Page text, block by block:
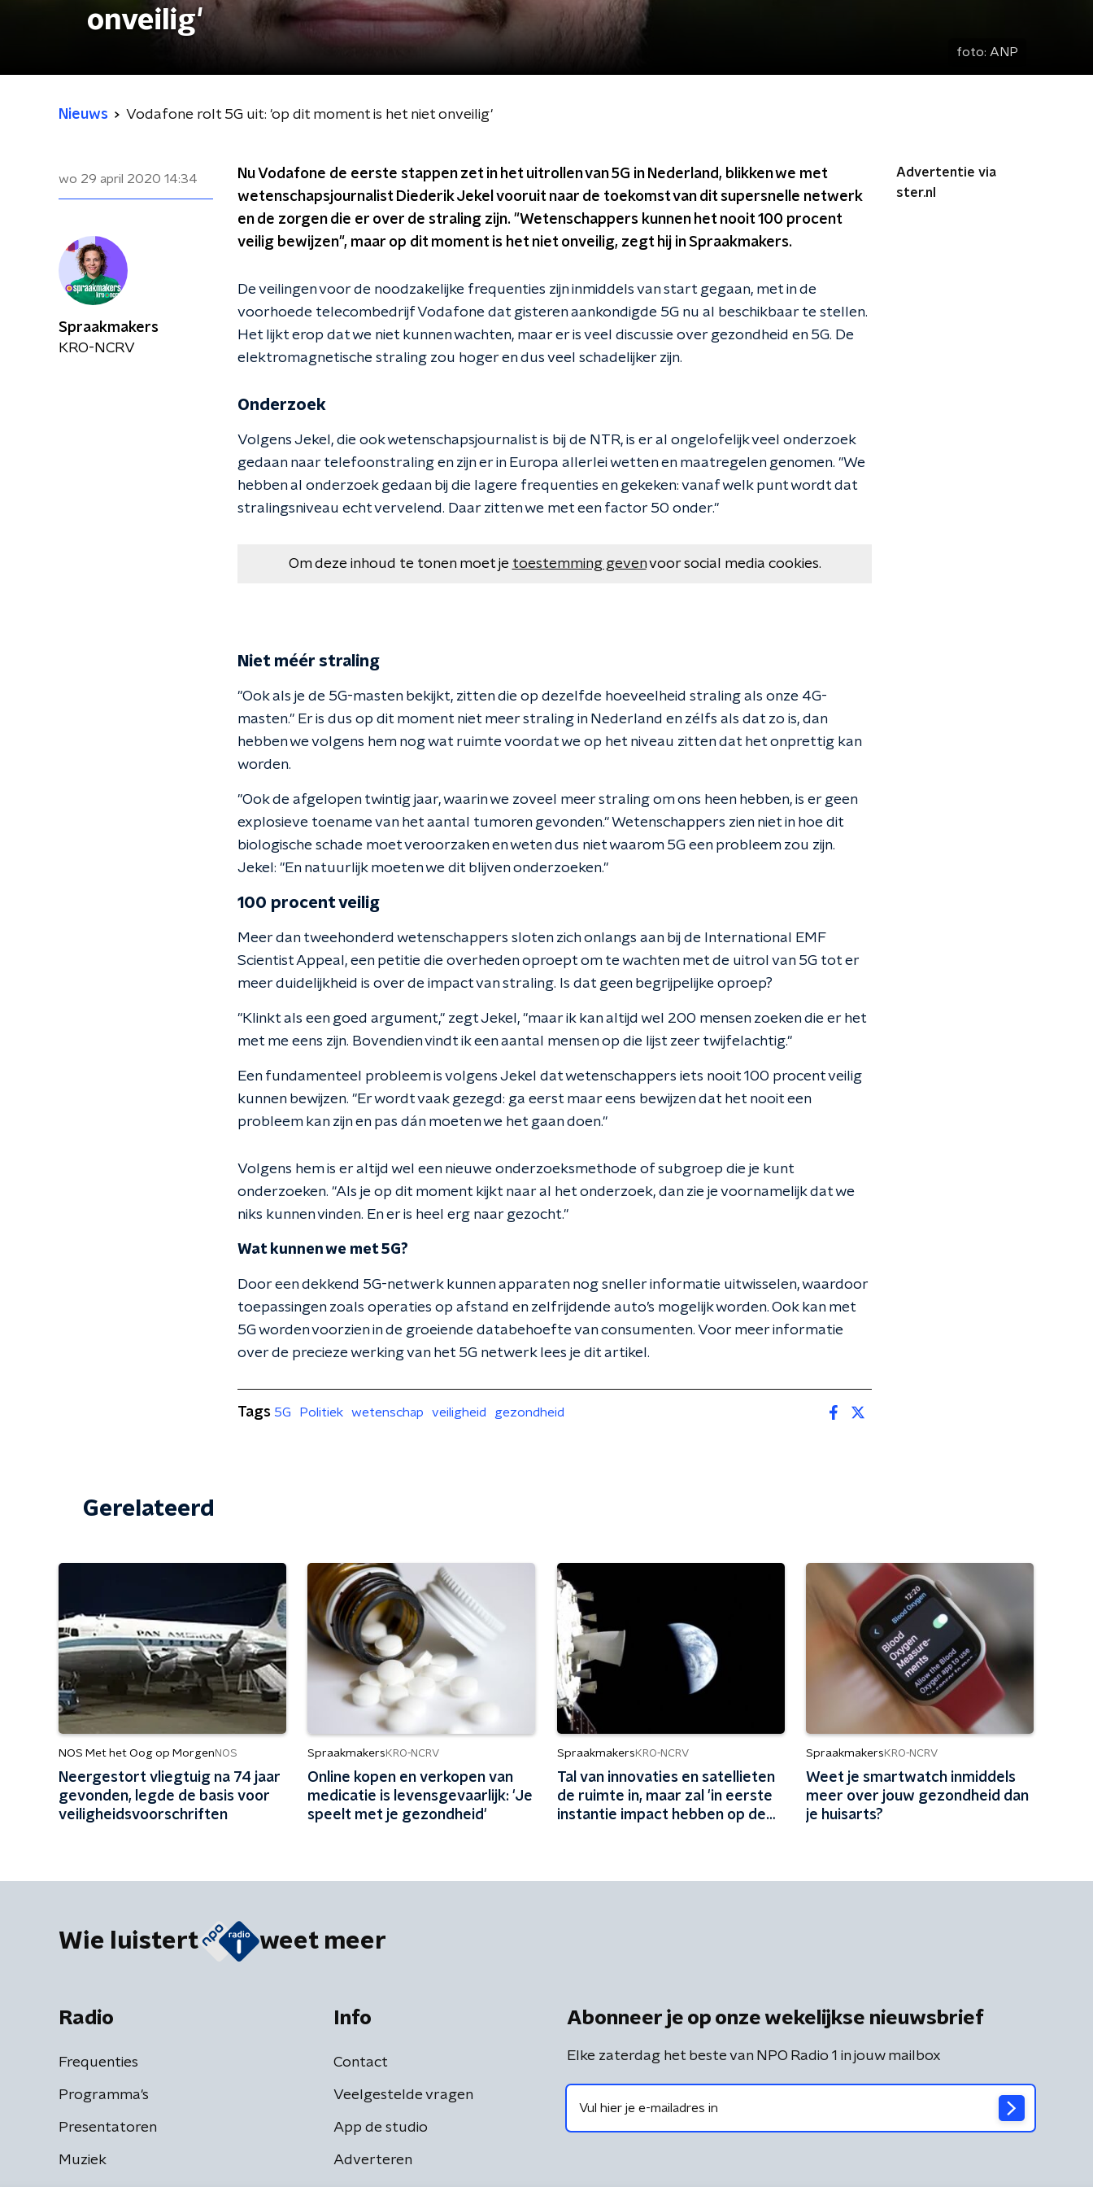
onveilig'
foto: ANP
Nieuws Vodafone rolt 5G uit: 'op dit moment is het niet onveilig'
wo 29 april 2020 14:34
Nu Vodafone de eerste stappen zet in het uitrollen van 5G in Nederland, blikken we met
wetenschapsjournalist Diederik Jekel vooruit naar de toekomst van dit supersnelle netwerk
en de zorgen die er over de straling zijn. "Wetenschappers kunnen het nooit 100 procent
veilig bewijzen", maar op dit moment is het niet onveilig, zegt hij in Spraakmakers.
De veilingen voor de noodzakelijke frequenties zijn inmiddels van start gegaan, met in de
voorhoede telecombedrijf Vodafone dat gisteren aankondigde 5G nu al beschikbaar te stellen.
Het lijkt erop dat we niet kunnen wachten, maar er is veel discussie over gezondheid en 5G. De
elektromagnetische straling zou hoger en dus veel schadelijker zijn.
Onderzoek
Volgens Jekel, die ook wetenschapsjournalist is bij de NTR, is er al ongelofelijk veel onderzoek
gedaan naar telefoonstraling en zijn er in Europa allerlei wetten en maatregelen genomen. "We
hebben al onderzoek gedaan bij die lagere frequenties en gekeken: vanaf welk punt wordt dat
stralingsniveau echt vervelend. Daar zitten we met een factor 50 onder."
Om deze inhoud te tonen moet je toestemming gevenvoor social media cookies.
Niet méér straling
"Ook als je de 5G-masten bekijkt, zitten die op dezelfde hoeveelheid straling als onze 4G-
masten." Er is dus op dit moment niet meer straling in Nederland en zélfs als dat zo is, dan
hebben we volgens hem nog wat ruimte voordat we op het niveau zitten dat het onprettig kan
worden.
"Ook de afgelopen twintig jaar, waarin we zoveel meer straling om ons heen hebben, is er geen
explosieve toename van het aantal tumoren gevonden." Wetenschappers zien niet in hoe dit
biologische schade moet veroorzaken en weten dus niet waarom 5G een probleem zou zijn.
Jekel: "En natuurlijk moeten we dit blijven onderzoeken."
100 procent veilig
Meer dan tweehonderd wetenschappers sloten zich onlangs aan bij de International EMF
Scientist Appeal, een petitie die overheden oproept om te wachten met de uitrol van 5G tot er
meer duidelijkheid is over de impact van straling. Is dat geen begrijpelijke oproep?
"Klinkt als een goed argument," zegt Jekel, "maar ik kan altijd wel 200 mensen zoeken die er het
met me eens zijn. Bovendien vindt ik een aantal mensen op die lijst zeer twijfelachtig."
Een fundamenteel probleem is volgens Jekel dat wetenschappers iets nooit 100 procent veilig
kunnen bewijzen. "Er wordt vaak gezegd: ga eerst maar eens bewijzen dat het nooit een
probleem kan zijn en pas dán moeten we het gaan doen."
Volgens hem is er altijd wel een nieuwe onderzoeksmethode of subgroep die je kunt
onderzoeken. "Als je op dit moment kijkt naar al het onderzoek, dan zie je voornamelijk dat we
niks kunnen vinden. En er is heel erg naar gezocht."
Wat kunnen we met 5G?
Door een dekkend 5G-netwerk kunnen apparaten nog sneller informatie uitwisselen, waardoor
toepassingen zoals operaties op afstand en zelfrijdende auto’s mogelijk worden. Ook kan met
5G worden voorzien in de groeiende databehoefte van consumenten. Voor meer informatie
over de precieze werking van het 5G netwerk lees je dit artikel.
Advertentie via
ster.nl
Spraakmakers
KRO-NCRV
Tags 5G Politiek wetenschap veiligheid gezondheid
Gerelateerd
NOS Met het Oog op Morgen NOS
Neergestort vliegtuig na 74 jaar
gevonden, legde de basis voor
veiligheidsvoorschriften
Spraakmakers KRO-NCRV
Online kopen en verkopen van
medicatie is levensgevaarlijk: 'Je
speelt met je gezondheid'
Spraakmakers KRO-NCRV
Tal van innovaties en satellieten
de ruimte in, maar zal 'in eerste
instantie impact hebben op de
Spraakmakers KRO-NCRV
Weet je smartwatch inmiddels
meer over jouw gezondheid dan
je huisarts?
Wie luistert weet meer
Radio
Frequenties
Programma's
Presentatoren
Muziek
Info
Contact
Veelgestelde vragen
App de studio
Adverteren
Abonneer je op onze wekelijkse nieuwsbrief
Elke zaterdag het beste van NPO Radio 1 in jouw mailbox